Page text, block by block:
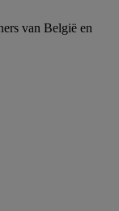
van België en